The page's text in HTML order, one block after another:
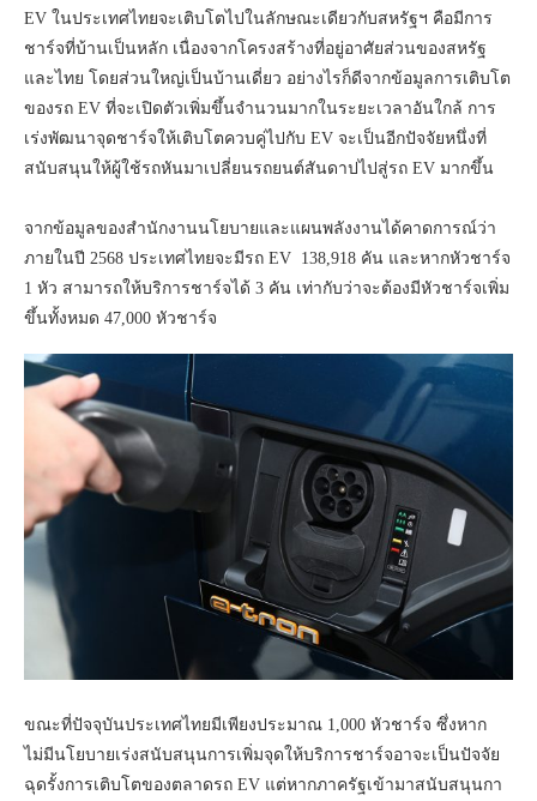
EV ในประเทศไทยจะเติบโตไปในลักษณะเดียวกับสหรัฐฯ คือมีการ
ชาร์จที่บ้านเป็นหลัก เนื่องจากโครงสร้างที่อยู่อาศัยส่วนของสหรัฐ
และไทย โดยส่วนใหญ่เป็นบ้านเดี่ยว อย่างไรก็ดีจากข้อมูลการเติบโต
ของรถ EV ที่จะเปิดตัวเพิ่มขึ้นจำนวนมากในระยะเวลาอันใกล้ การ
เร่งพัฒนาจุดชาร์จให้เติบโตควบคู่ไปกับ EV จะเป็นอีกปัจจัยหนึ่งที่
สนับสนุนให้ผู้ใช้รถหันมาเปลี่ยนรถยนต์สันดาปไปสู่รถ EV มากขึ้น
จากข้อมูลของสำนักงานนโยบายและแผนพลังงานได้คาดการณ์ว่า
ภายในปี 2568 ประเทศไทยจะมีรถ EV 138,918 คัน และหากหัวชาร์จ
1 หัว สามารถให้บริการชาร์จได้ 3 คัน เท่ากับว่าจะต้องมีหัวชาร์จเพิ่ม
ขึ้นทั้งหมด 47,000 หัวชาร์จ
ขณะที่ปัจจุบันประเทศไทยมีเพียงประมาณ 1,000 หัวชาร์จ ซึ่งหาก
ไม่มีนโยบายเร่งสนับสนุนการเพิ่มจุดให้บริการชาร์จอาจะเป็นปัจจัย
ฉุดรั้งการเติบโตของตลาดรถ EV แต่หากภาครัฐเข้ามาสนับสนุนกา